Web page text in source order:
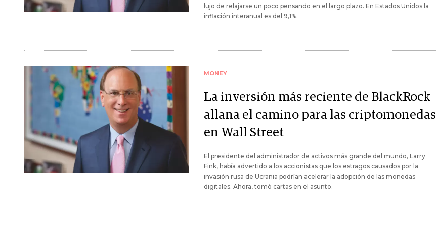
lujo de relajarse un poco pensando en el largo plazo. En Estados Unidos la
inflación interanual es del 9,1%.
MONEY
La inversión más reciente de BlackRock
allana el camino para las criptomonedas
en Wall Street
El presidente del administrador de activos más grande del mundo, Larry
Fink, había advertido a los accionistas que los estragos causados por la
invasión rusa de Ucrania podrían acelerar la adopción de las monedas
digitales. Ahora, tomó cartas en el asunto.